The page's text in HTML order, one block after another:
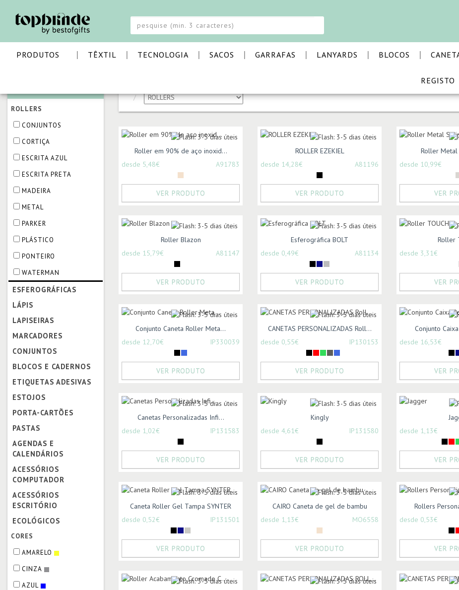
PRODUTOS | TÊXTIL | TECNOLOGIA | SACOS | GARRAFAS | LANYARDS | BLOCOS |
REGISTO
ROLLERS
CONJUNTOS
CORTIÇA
ESCRITA AZUL
ESCRITA PRETA
MADEIRA
METAL
PARKER
PLÁSTICO
PONTEIRO
WATERMAN
ESFEROGRÁFICAS
LÁPIS
LAPISEIRAS
MARCADORES
CONJUNTOS
BLOCOS E CADERNOS
ETIQUETAS ADESIVAS
ESTOJOS
PORTA-CARTÕES
PASTAS
AGENDAS E
CALENDÁRIOS
ACESSÓRIOS
COMPUTADOR
ACESSÓRIOS
ESCRITÓRIO
ECOLÓGICOS
CORES
AMARELO
CINZA
AZUL
Roller em 90% de aço inoxid...
desde 5,48€
A91783
VER PRODUTO
ROLLER EZEKIEL
desde 14,28€
A81196
VER PRODUTO
Roller Metal
desde 10,99€
VER
Roller Blazon
desde 15,79€
A81147
VER PRODUTO
Esferográfica BOLT
desde 0,49€
A81134
VER PRODUTO
Roller
desde 3,31€
VER
Conjunto Caneta Roller Meta...
desde 12,70€
IP330039
VER PRODUTO
CANETAS PERSONALIZADAS Roll...
desde 0,55€
IP130153
VER PRODUTO
Conjunto
desde 16,53€
VER
Canetas Personalizadas Infi...
desde 1,02€
IP131583
VER PRODUTO
Kingly
desde 4,61€
IP131580
VER PRODUTO
desde 1,13€
VER
Caneta Roller Gel Tampa SYNTER
desde 0,52€
IP131501
VER PRODUTO
CAIRO Caneta de gel de bambu
desde 1,13€
MO6558
VER PRODUTO
Rollers
desde 0,53€
VER